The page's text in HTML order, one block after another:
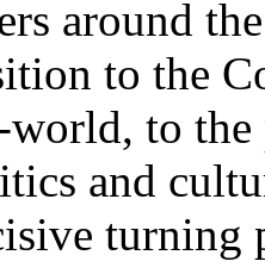
around
to the
to the
and
turning